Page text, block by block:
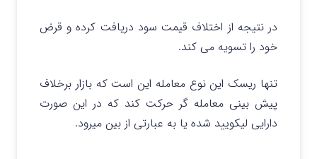
در نتیجه از اختلاف قیمت سود دریافت کرده و قرض
خود را تسویه می کند.
تنها ریسک این نوع معامله این است که بازار برخلاف
پیش بینی معامله گر حرکت کند که در این صورت
دارایی لیکویید شده یا به عبارتی از بین میرود.